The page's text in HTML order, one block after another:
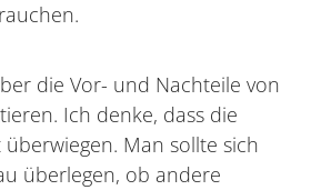
die Vor- und Nachteile von
Ich denke, dass die
Man sollte sich
überlegen, ob andere